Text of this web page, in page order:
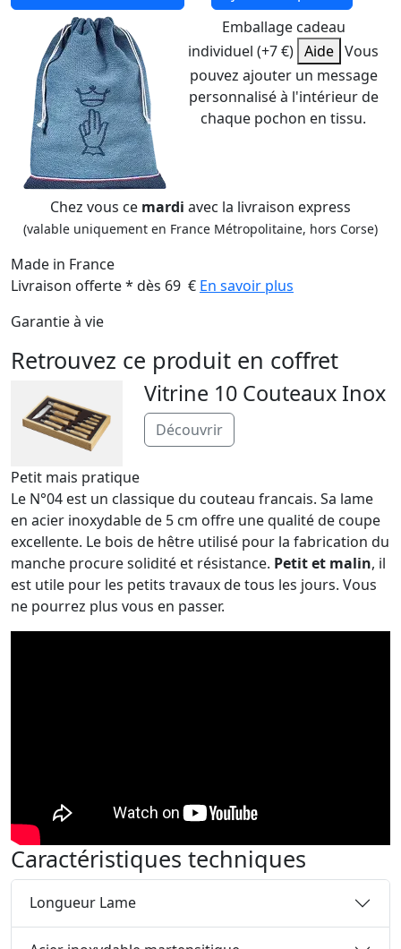
Emballage cadeau
individuel (+7 €) Aide Vous
pouvez ajouter un message
personnalisé à l'intérieur de
chaque pochon en tissu.
Chez vous ce mardi avec la livraison express
(valable uniquement en France Métropolitaine, hors Corse)
Made in France
Livraison offerte * dès 69 € En savoir plus
Garantie à vie
Retrouvez ce produit en coffret
Vitrine 10 Couteaux Inox
Découvrir
Petit mais pratique
Le N°04 est un classique du couteau francais. Sa lame
en acier inoxydable de 5 cm offre une qualité de coupe
excellente. Le bois de hêtre utilisé pour la fabrication du
manche procure solidité et résistance. Petit et malin, il
est utile pour les petits travaux de tous les jours. Vous
ne pourrez plus vous en passer.
Caractéristiques techniques
Longueur Lame